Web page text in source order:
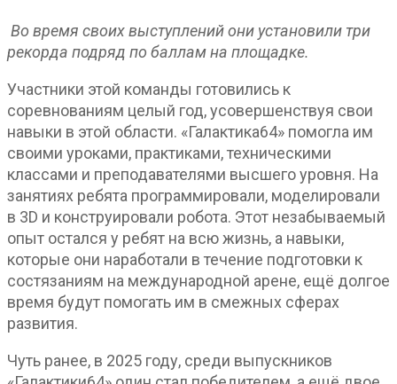
Во время своих выступлений они установили три
рекорда подряд по баллам на площадке.
Участники этой команды готовились к
соревнованиям целый год, усовершенствуя свои
навыки в этой области. «Галактика64» помогла им
своими уроками, практиками, техническими
классами и преподавателями высшего уровня. На
занятиях ребята программировали, моделировали
в 3D и конструировали робота. Этот незабываемый
опыт остался у ребят на всю жизнь, а навыки,
которые они наработали в течение подготовки к
состязаниям на международной арене, ещё долгое
время будут помогать им в смежных сферах
развития.
Чуть ранее, в 2025 году, среди выпускников